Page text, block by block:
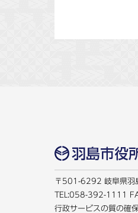
〒501-6292 岐阜県羽
TEL:058-392-1111
行政サービスの質の確